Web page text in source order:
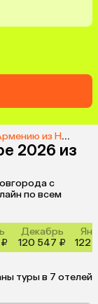
из Нижнего Новгорода
2026 из
с
по всем
Декабрь
120 547 ₽
122
туры в 7 отелей